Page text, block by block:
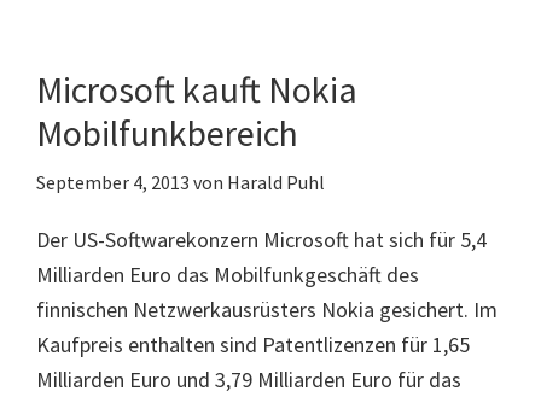
Microsoft kauft Nokia
Mobilfunkbereich
September 4, 2013 von Harald Puhl
Der US-Softwarekonzern Microsoft hat sich für 5,4
Milliarden Euro das Mobilfunkgeschäft des
finnischen Netzwerkausrüsters Nokia gesichert. Im
Kaufpreis enthalten sind Patentlizenzen für 1,65
Milliarden Euro und 3,79 Milliarden Euro für das